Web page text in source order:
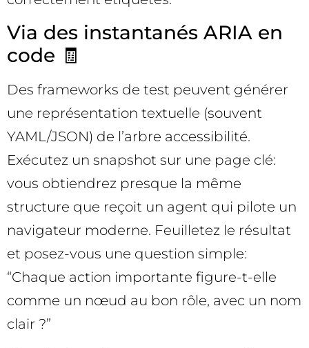
Via des instantanés ARIA en
code 🧾
Des frameworks de test peuvent générer
une représentation textuelle (souvent
YAML/JSON) de l’arbre accessibilité.
Exécutez un snapshot sur une page clé:
vous obtiendrez presque la même
structure que reçoit un agent qui pilote un
navigateur moderne. Feuilletez le résultat
et posez-vous une question simple:
“Chaque action importante figure-t-elle
comme un nœud au bon rôle, avec un nom
clair ?”